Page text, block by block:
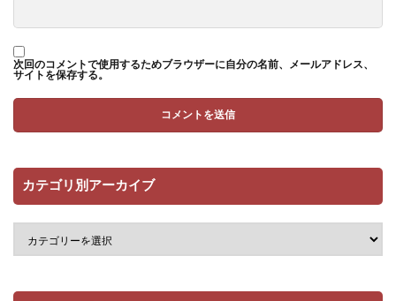
次回のコメントで使用するためブラウザーに自分の名前、メールアドレス、
サイトを保存する。
カテゴリ別アーカイブ